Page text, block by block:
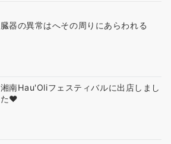
臓器の異常はへその周りにあらわれる
湘南Hau'Oliフェスティバルに出店しまし
た❤